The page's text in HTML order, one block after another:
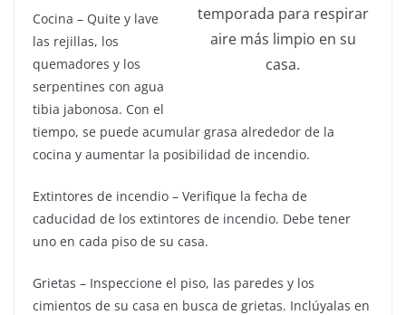
temporada para respirar
aire más limpio en su
casa.
Cocina – Quite y lave
las rejillas, los
quemadores y los
serpentines con agua
tibia jabonosa. Con el
tiempo, se puede acumular grasa alrededor de la
cocina y aumentar la posibilidad de incendio.
Extintores de incendio – Verifique la fecha de
caducidad de los extintores de incendio. Debe tener
uno en cada piso de su casa.
Grietas – Inspeccione el piso, las paredes y los
cimientos de su casa en busca de grietas. Inclúyalas en